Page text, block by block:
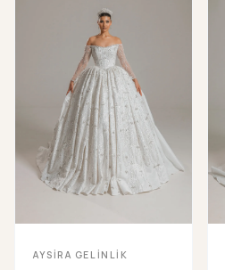
AYSIRA GELINLIK